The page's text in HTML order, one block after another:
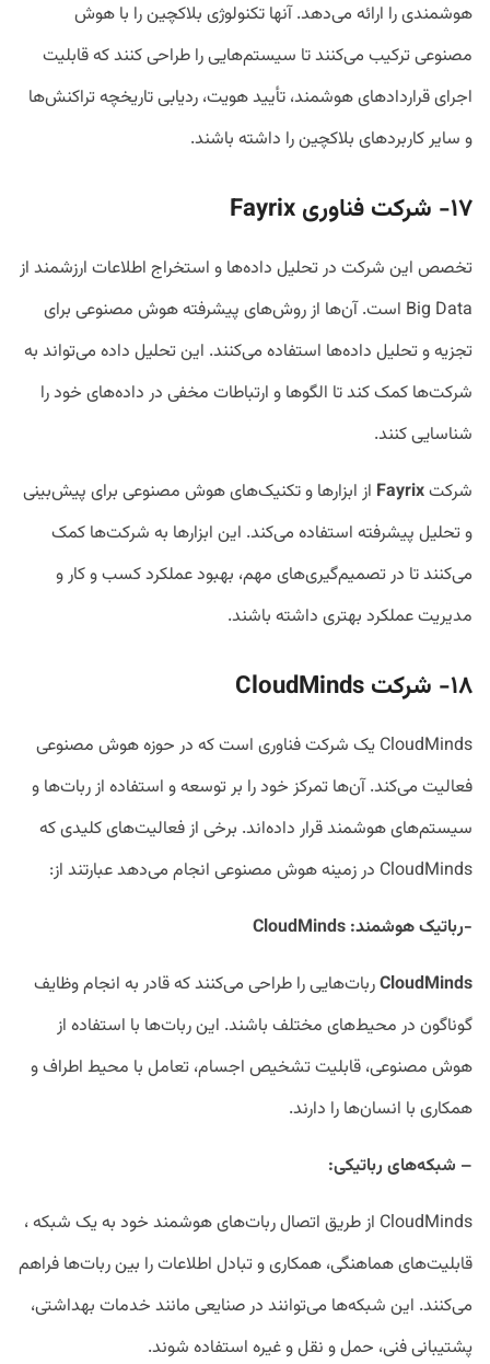
هوشمندی را ارائه می‌دهد. آنها تکنولوژی بلاکچین را با هوش
مصنوعی ترکیب می‌کنند تا سیستم‌هایی را طراحی کنند که قابلیت
اجرای قراردادهای هوشمند، تأیید هویت، ردیابی تاریخچه تراکنش‌ها
و سایر کاربردهای بلاکچین را داشته باشند.
۱۷- شرکت فناوری Fayrix
تخصص این شرکت در تحلیل داده‌ها و استخراج اطلاعات ارزشمند از
Big Data است. آن‌ها از روش‌های پیشرفته هوش مصنوعی برای
تجزیه و تحلیل داده‌ها استفاده می‌کنند. این تحلیل داده می‌تواند به
شرکت‌ها کمک کند تا الگوها و ارتباطات مخفی در داده‌های خود را
شناسایی کنند.
شرکتFayrix از ابزارها و تکنیک‌های هوش مصنوعی برای پیش‌بینی
و تحلیل پیشرفته استفاده می‌کند. این ابزارها به شرکت‌ها کمک
می‌کنند تا در تصمیم‌گیری‌های مهم، بهبود عملکرد کسب و کار و
مدیریت عملکرد بهتری داشته باشند.
۱۸- شرکت
CloudMinds یک شرکت فناوری است که در حوزه هوش مصنوعی
فعالیت می‌کند. آن‌ها تمرکز خود را بر توسعه و استفاده از ربات‌ها و
سیستم‌های هوشمند قرار داده‌اند. برخی از فعالیت‌های کلیدی که
CloudMinds در زمینه هوش مصنوعی انجام می‌دهد عبارتند از:
-رباتیک هوشمند: CloudMinds
CloudMindsربات‌هایی را طراحی می‌کنند که قادر به انجام وظایف
گوناگون در محیط‌های مختلف باشند. این ربات‌ها با استفاده از
هوش مصنوعی، قابلیت تشخیص اجسام، تعامل با محیط اطراف و
همکاری با انسان‌ها را دارند.
– شبکه‌های رباتیکی:
CloudMinds از طریق اتصال ربات‌های هوشمند خود به یک شبکه ،
قابلیت‌های هماهنگی، همکاری و تبادل اطلاعات را بین ربات‌ها فراهم
می‌کنند. این شبکه‌ها می‌توانند در صنایعی مانند خدمات بهداشتی،
پشتیبانی فنی، حمل و نقل و غیره استفاده شوند.